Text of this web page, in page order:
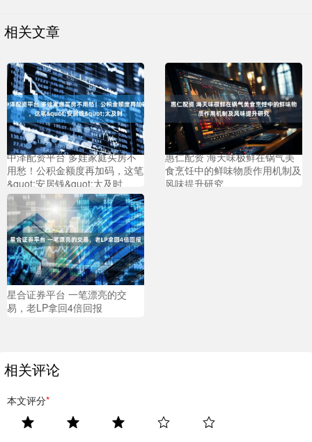
相关文章
中泽配资平台 多娃家庭买房不
用愁！公积金额度再加码，这笔
&quot;安居钱&quot;太及时
惠仁配资 海天味极鲜在锅气美
食烹饪中的鲜味物质作用机制及
风味提升研究
星合证券平台 一笔漂亮的交
易，老LP拿回4倍回报
相关评论
本文评分*